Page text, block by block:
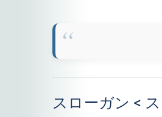
スローガン <